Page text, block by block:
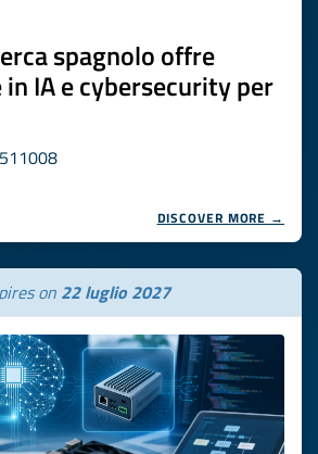
spagnolo offre
IA e cybersecurity per
DISCOVER MORE →
on 22 luglio 2027